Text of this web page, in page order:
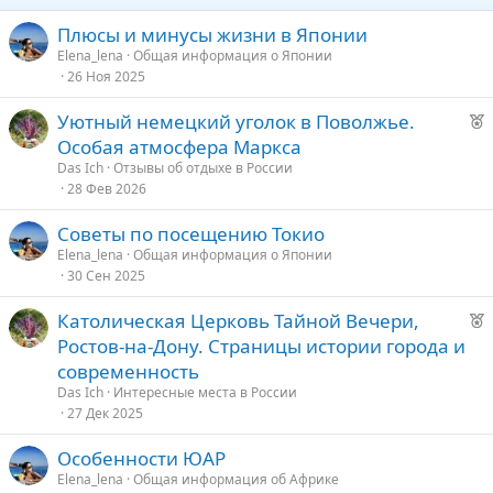
Плюсы и минусы жизни в Японии
Elena_lena Общая информация о Японии
26 Ноя 2025
Р
у
Уютный немецкий уголок в Поволжье.
Особая атмосфера Маркса
Das Ich Отзывы об отдыхе в России
28 Фев 2026
Советы по посещению Токио
Elena_lena Общая информация о Японии
30 Сен 2025
Р
е
Католическая Церковь Тайной Вечери,
Ростов-на-Дону. Страницы истории города и
современность
Das Ich Интересные места в России
27 Дек 2025
Особенности ЮАР
Elena_lena Общая информация об Африке